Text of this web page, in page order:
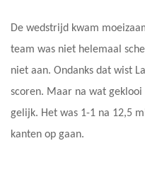
De wedstrijd kwam
team was niet helemaal
niet aan. Ondanks dat wist
scoren. Maar na wat
gelijk. Het was 1-1 na 12,5
kanten op gaan.